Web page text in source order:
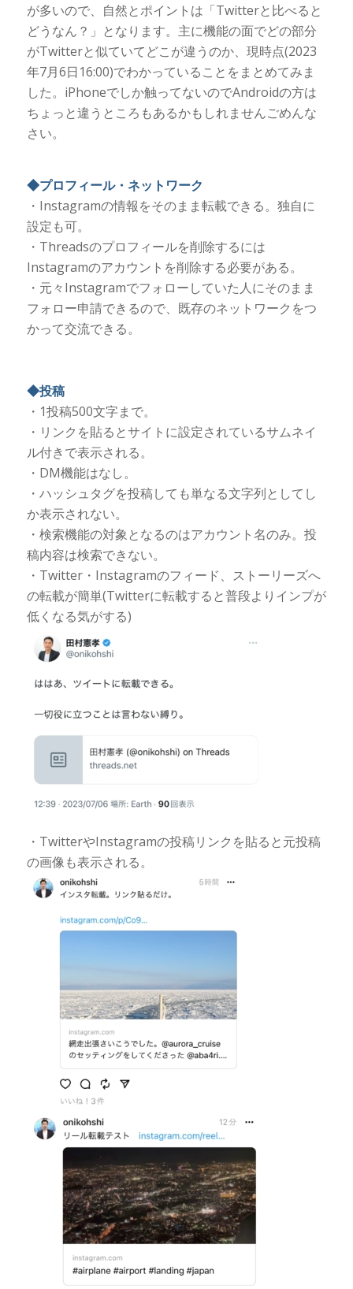
が多いので、自然とポイントは「Twitterと比べると
どうなん？」となります。主に機能の面でどの部分
がTwitterと似ていてどこが違うのか、現時点(2023
年7月6日16:00)でわかっていることをまとめてみま
した。iPhoneでしか触ってないのでAndroidの方は
ちょっと違うところもあるかもしれませんごめんな
さい。
◆プロフィール・ネットワーク
・Instagramの情報をそのまま転載できる。独自に
設定も可。
・Threadsのプロフィールを削除するには
Instagramのアカウントを削除する必要がある。
・元々Instagramでフォローしていた人にそのまま
フォロー申請できるので、既存のネットワークをつ
かって交流できる。
◆投稿
・1投稿500文字まで。
・リンクを貼るとサイトに設定されているサムネイ
ル付きで表示される。
・DM機能はなし。
・ハッシュタグを投稿しても単なる文字列としてし
か表示されない。
・検索機能の対象となるのはアカウント名のみ。投
稿内容は検索できない。
・Twitter・Instagramのフィード、ストーリーズへ
の転載が簡単(Twitterに転載すると普段よりインプが
低くなる気がする)
・TwitterやInstagramの投稿リンクを貼ると元投稿
の画像も表示される。